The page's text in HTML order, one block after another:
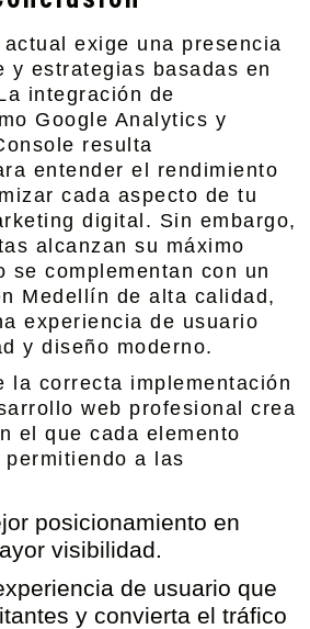
exige una presencia
y estrategias basadas en
integración de
Google Analytics y
resulta
entender el rendimiento
cada aspecto de tu
digital. Sin embargo,
alcanzan su máximo
se complementan con un
Medellín de alta calidad,
experiencia de usuario
y diseño moderno.
la correcta implementación
web profesional crea
el que cada elemento
a las
posicionamiento en
visibilidad.
de usuario que
y convierta el tráfico